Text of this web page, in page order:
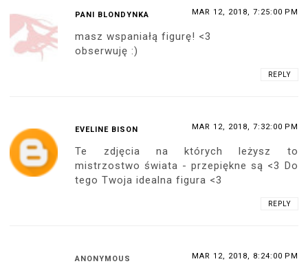
PANI BLONDYNKA MAR 12, 2018, 7:25:00 PM
masz wspaniałą figurę! <3
obserwuję :)
REPLY
EVELINE BISON MAR 12, 2018, 7:32:00 PM
Te zdjęcia na których leżysz to
mistrzostwo świata - przepiękne są <3 Do
tego Twoja idealna figura <3
REPLY
ANONYMOUS MAR 12, 2018, 8:24:00 PM